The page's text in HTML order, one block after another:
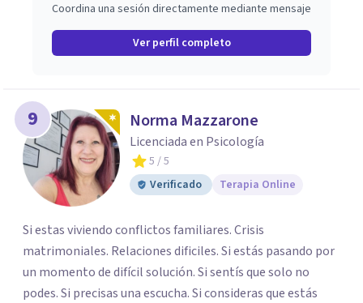
Coordina una sesión directamente mediante mensaje
Ver perfil completo
9 Norma Mazzarone
Licenciada en Psicología
5 / 5
Verificado
Terapia Online
Si estas viviendo conflictos familiares. Crisis
matrimoniales. Relaciones dificiles. Si estás pasando por
un momento de difícil solución. Si sentís que solo no
podes. Si precisas una escucha. Si consideras que estás